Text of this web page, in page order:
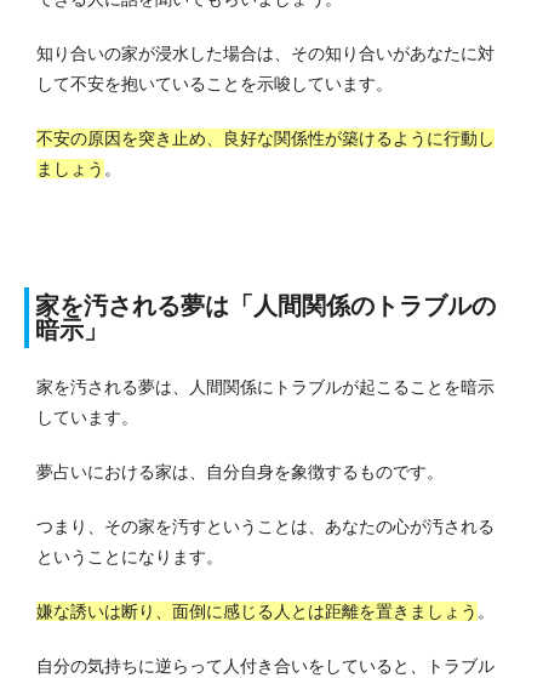
知り合いの家が浸水した場合は、その知り合いがあなたに対
して不安を抱いていることを示唆しています。
不安の原因を突き止め、良好な関係性が築けるように行動し
ましょう 。
家を汚される夢は「人間関係のトラブルの
暗示」
家を汚される夢は、人間関係にトラブルが起こることを暗示
しています。
夢占いにおける家は、自分自身を象徴するものです。
つまり、その家を汚すということは、あなたの心が汚される
ということになります。
嫌な誘いは断り、面倒に感じる人とは距離を置きましょう 。
自分の気持ちに逆らって人付き合いをしていると、トラブル